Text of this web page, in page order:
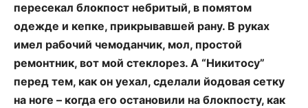
пересекал блокпост небритый, в помятом
одежде и кепке, прикрывавшей рану. В руках
имел рабочий чемоданчик, мол, простой
ремонтник, вот мой стеклорез. А “Никитосу”
перед тем, как он уехал, сделали йодовая сетку
на ноге – когда его остановили на блокпосту, как